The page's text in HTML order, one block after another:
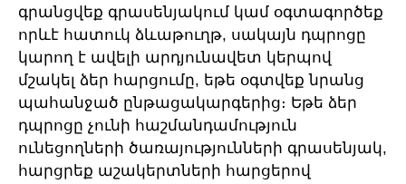
գրանցվեք գրասենյակում կամ օգտագործեք
որևէ հատուկ ձևաթուղթ, սակայն դպրոցը
կարող է ավելի արդյունավետ կերպով
մշակել ձեր հարցումը, եթե օգտվեք նրանց
պահանջած ընթացակարգերից։ Եթե ​​ձեր
դպրոցը չունի հաշմանդամություն
ունեցողների ծառայությունների գրասենյակ,
հարցրեք աշակերտների հարցերով